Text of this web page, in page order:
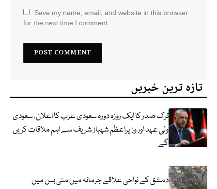
Save my name, email, and website in this browser
for the next time I comment.
تازہ ترین خبریں
ترک صدر کا ایک روزہ دورہ سعودی عرب کا اعلان، سعودی
ولی عہد اور وزیراعظم شہباز شریف سے اہم ملاقات کریں
گے
دمشق کے نواحی علاقے جرمانہ میں منی بس میں